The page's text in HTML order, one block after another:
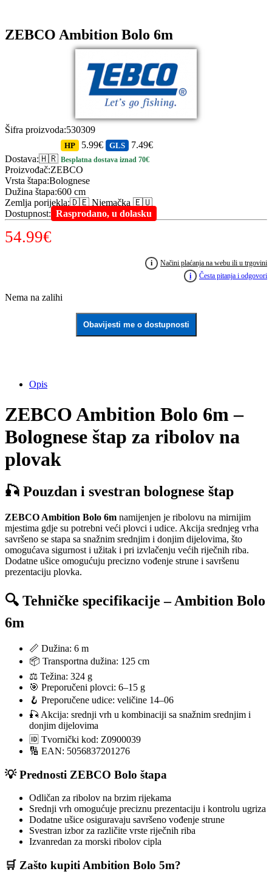
ZEBCO Ambition Bolo 6m
Šifra proizvoda:530309
Dostava:🇭🇷
HP 5.99€ GLS 7.49€
Besplatna dostava iznad 70€
Proizvođač:ZEBCO
Vrsta štapa:Bolognese
Dužina štapa:600 cm
Zemlja porijekla:🇩🇪 Njemačka 🇪🇺
Dostupnost: Rasprodano, u dolasku
54.99€
i
Načini plaćanja na webu ili u trgovini
i
Česta pitanja i odgovori
Nema na zalihi
Obavijesti me o dostupnosti
Opis
ZEBCO Ambition Bolo 6m –
Bolognese štap za ribolov na
plovak
🎣 Pouzdan i svestran bolognese štap
ZEBCO Ambition Bolo 6m namijenjen je ribolovu na mirnijim
mjestima gdje su potrebni veći plovci i udice. Akcija srednjeg vrha
savršeno se stapa sa snažnim srednjim i donjim dijelovima, što
omogućava sigurnost i užitak i pri izvlačenju većih riječnih riba.
Dodatne ušice omogućuju precizno vođenje strune i savršenu
prezentaciju plovka.
🔍 Tehničke specifikacije – Ambition Bolo
6m
📏 Dužina: 6 m
📦 Transportna dužina: 125 cm
⚖️ Težina: 324 g
🎯 Preporučeni plovci: 6–15 g
🪝 Preporučene udice: veličine 14–06
🎣 Akcija: srednji vrh u kombinaciji sa snažnim srednjim i
donjim dijelovima
🆔 Tvornički kod: Z0900039
🔢 EAN: 5056837201276
💡 Prednosti ZEBCO Bolo štapa
Odličan za ribolov na brzim rijekama
Srednji vrh omogućuje preciznu prezentaciju i kontrolu ugriza
Dodatne ušice osiguravaju savršeno vođenje strune
Svestran izbor za različite vrste riječnih riba
Izvanredan za morski ribolov cipla
🛒 Zašto kupiti Ambition Bolo 5m?